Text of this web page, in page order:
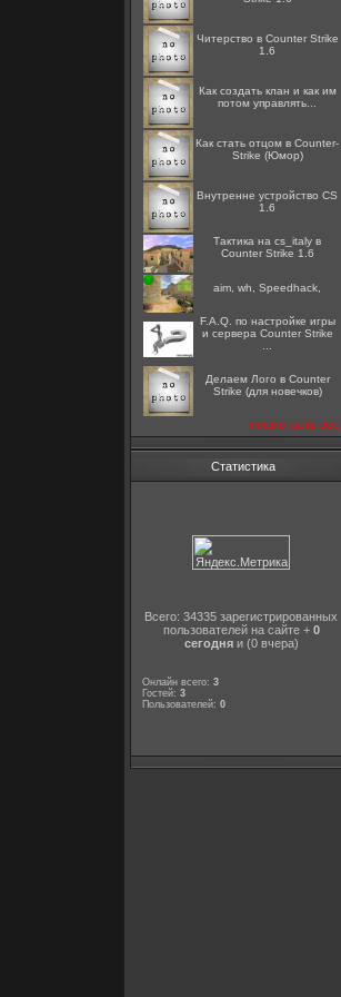
Читерство в Counter Strike
1.6
Как создать клан и как им
потом управлять...
Как стать отцом в Counter-
Strike (Юмор)
Внутренне устройство CS
1.6
Тактика на cs_italy в
Counter Strike 1.6
aim, wh, Speedhack,
F.A.Q. по настройке игры
и сервера Counter Strike
Делаем Лого в Counter
Strike (для новечков)
посмотреть все
Статистика
Всего: 34335 зарегистрированных
пользователей на сайте + 0
сегодняи (0 вчера)
Онлайн всего: 3
Гостей: 3
Пользователей: 0